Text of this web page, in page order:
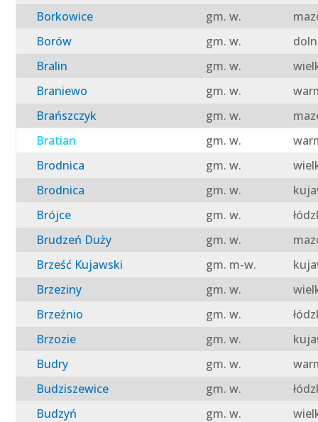
Borkowice
gm. w.
Borów
gm. w.
Bralin
gm. w.
Braniewo
gm. w.
Brańszczyk
gm. w.
Bratian
gm. w.
Brodnica
gm. w.
Brodnica
gm. w.
Brójce
gm. w.
Brudzeń Duży
gm. w.
Brześć Kujawski
gm. m-w.
Brzeziny
gm. w.
Brzeźnio
gm. w.
Brzozie
gm. w.
Budry
gm. w.
Budziszewice
gm. w.
Budzyń
gm. w.